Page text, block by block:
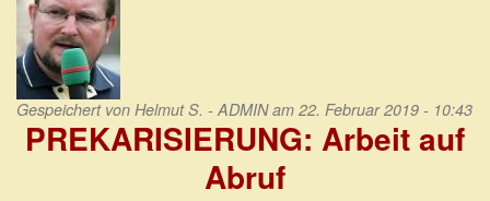
Gespeichert von Helmut S. - ADMINam 22. Februar 2019 - 10:43
PREKARISIERUNG: Arbeit auf
Abruf